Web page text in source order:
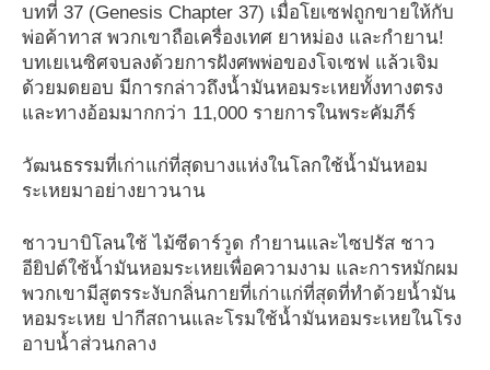
บทที่ 37 (Genesis Chapter 37) เมื่อโยเซฟถูกขายให้กับ
พ่อค้าทาส พวกเขาถือเครื่องเทศ ยาหม่อง และกำยาน!
บทเยเนซิศจบลงด้วยการฝังศพพ่อของโจเซฟ แล้วเจิม
ด้วยมดยอบ มีการกล่าวถึงน้ำมันหอมระเหยทั้งทางตรง
และทางอ้อมมากกว่า 11,000 รายการในพระคัมภีร์
วัฒนธรรมที่เก่าแก่ที่สุดบางแห่งในโลกใช้น้ำมันหอม
ระเหยมาอย่างยาวนาน
ชาวบาบิโลนใช้ ไม้ซีดาร์วูด กำยานและไซปรัส ชาว
อียิปต์ใช้น้ำมันหอมระเหยเพื่อความงาม และการหมักผม
พวกเขามีสูตรระงับกลิ่นกายที่เก่าแก่ที่สุดที่ทำด้วยน้ำมัน
หอมระเหย ปากีสถานและโรมใช้น้ำมันหอมระเหยในโรง
อาบน้ำส่วนกลาง